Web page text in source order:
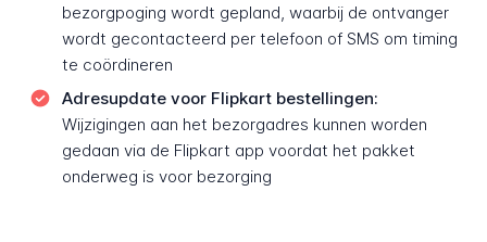
bezorgpoging wordt gepland, waarbij de ontvanger
wordt gecontacteerd per telefoon of SMS om timing
te coördineren
Adresupdate voor Flipkart bestellingen:
Wijzigingen aan het bezorgadres kunnen worden
gedaan via de Flipkart app voordat het pakket
onderweg is voor bezorging